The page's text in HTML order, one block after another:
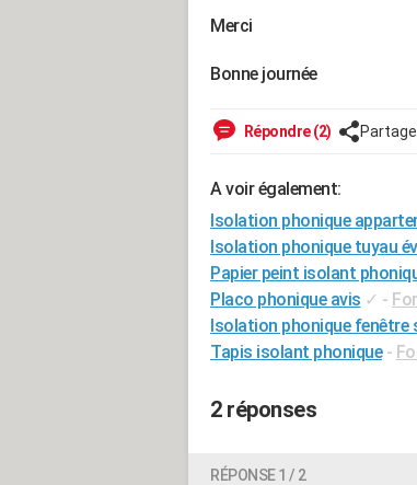
Merci
Bonne journée
Répondre (2)
A voir également:
Isolation phonique
Isolation phonique tuyau
Papier peint isolant
Placo phonique avis ✓ -
Isolation phonique fenêtre
Tapis isolant phonique -
2 réponses
RÉPONSE 1 / 2